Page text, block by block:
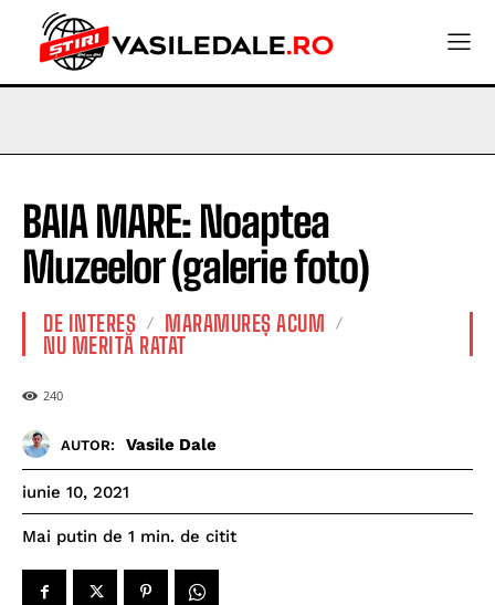
BAIA MARE: Noaptea
Muzeelor (galerie foto)
DE INTERES
MARAMUREȘ ACUM
NU MERITĂ RATAT
240
AUTOR: Vasile Dale
iunie 10, 2021
Mai putin de 1 min. de citit